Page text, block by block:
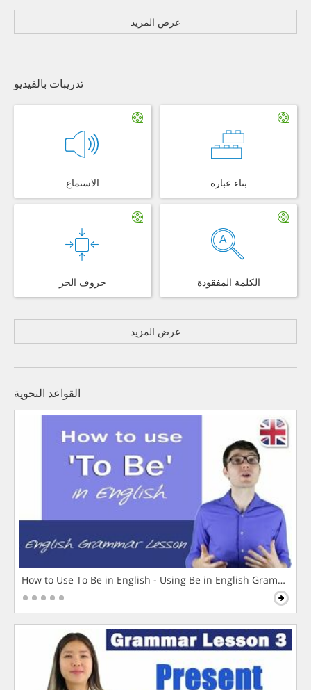
عرض المزيد
تدريبات بالفيديو
الاستماع بناء عبارة
حروف الجر الكلمة المفقودة
عرض المزيد
القواعد النحوية
How to Use To Be in English - Using Be in English Grammar